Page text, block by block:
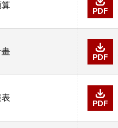
PDF
PDF
PDF